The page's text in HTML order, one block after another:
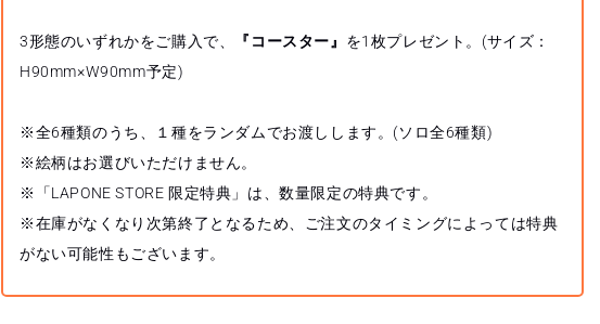
3形態のいずれかをご購入で、 『コースター』 を1枚プレゼント。(サイズ：
H90mm×W90mm予定)
※全6種類のうち、１種をランダムでお渡しします。(ソロ全6種類)
※絵柄はお選びいただけません。
※「LAPONE STORE 限定特典」は、数量限定の特典です。
※在庫がなくなり次第終了となるため、ご注文のタイミングによっては特典
がない可能性もございます。